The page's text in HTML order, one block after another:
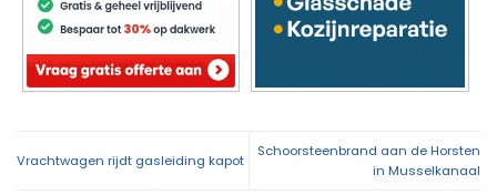
Vrachtwagen rijdt gasleiding kapot
Schoorsteenbrand aan de Horsten
in Musselkanaal